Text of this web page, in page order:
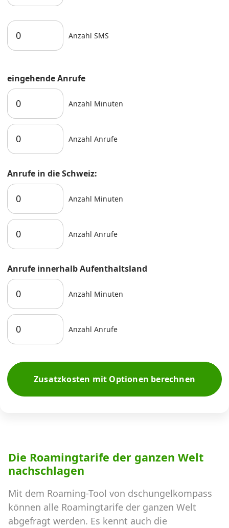
Anzahl SMS
eingehende Anrufe
Anzahl Minuten
Anzahl Anrufe
Anrufe in die Schweiz:
Anzahl Minuten
Anzahl Anrufe
Anrufe innerhalb Aufenthaltsland
Anzahl Minuten
Anzahl Anrufe
Zusatzkosten mit Optionen berechnen
Die Roamingtarife der ganzen Welt
nachschlagen
Mit dem Roaming-Tool von dschungelkompass
können alle Roamingtarife der ganzen Welt
abgefragt werden. Es kennt auch die